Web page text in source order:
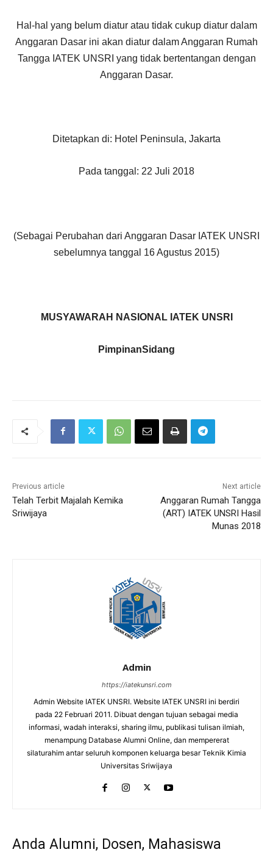
Hal-hal yang belum diatur atau tidak cukup diatur dalam
Anggaran Dasar ini akan diatur dalam Anggaran Rumah
Tangga IATEK UNSRI yang tidak bertentangan dengan
Anggaran Dasar.
Ditetapkan di: Hotel Peninsula, Jakarta
Pada tanggal: 22 Juli 2018
(Sebagai Perubahan dari Anggaran Dasar IATEK UNSRI
sebelumnya tanggal 16 Agustus 2015)
MUSYAWARAH NASIONAL IATEK UNSRI
PimpinanSidang
Previous article
Telah Terbit Majalah Kemika
Sriwijaya
Next article
Anggaran Rumah Tangga
(ART) IATEK UNSRI Hasil
Munas 2018
Admin
https://iatekunsri.com
Admin Website IATEK UNSRI. Website IATEK UNSRI ini berdiri
pada 22 Februari 2011. Dibuat dengan tujuan sebagai media
informasi, wadah interaksi, sharing ilmu, publikasi tulisan ilmiah,
menampung Database Alumni Online, dan mempererat
silaturahim antar seluruh komponen keluarga besar Teknik Kimia
Universitas Sriwijaya
Anda Alumni, Dosen, Mahasiswa